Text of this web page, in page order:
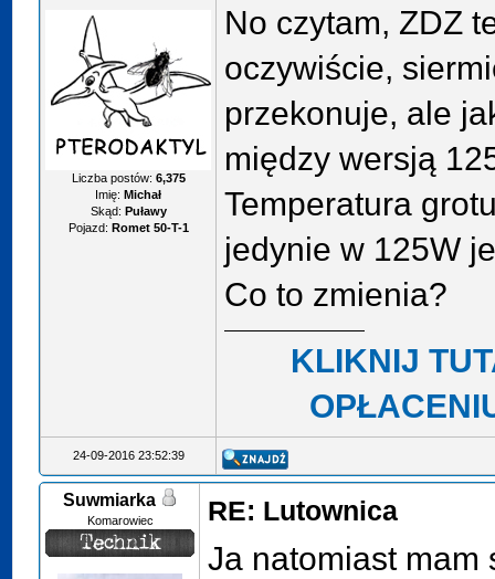
Liczba postów: 6,375
Imię: Michał
Skąd: Puławy
Pojazd: Romet 50-T-1
No czytam, ZDZ
oczywiście,
przekonuje, ale
między wersją
Temperatura
jedynie w 125W
Co to zmienia?
KLIKNIJ
24-09-2016 23:52:39
Suwmiarka
Komarowiec RE: Lutownica
Ja natomiast mam